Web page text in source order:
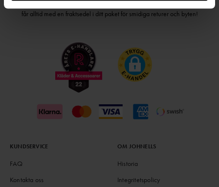
får alltid med en fraktsedel i ditt paket för smidiga returer och byten!
KUNDSERVICE
FAQ
Kontakta oss
OM JOHNELLS
Historia
Integritetspolicy